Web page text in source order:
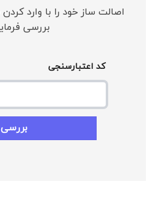
اصالت ساز خود را با وارد
بررسی
کد اعتبارسنجی